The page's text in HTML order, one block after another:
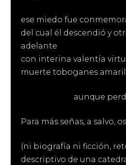
ese miedo fue
del cual él descendió y
adelante
con interina valentía
muerte toboganes
aunque
Para más señas, a salvo,
(ni biografía ni ficción,
descriptivo de una